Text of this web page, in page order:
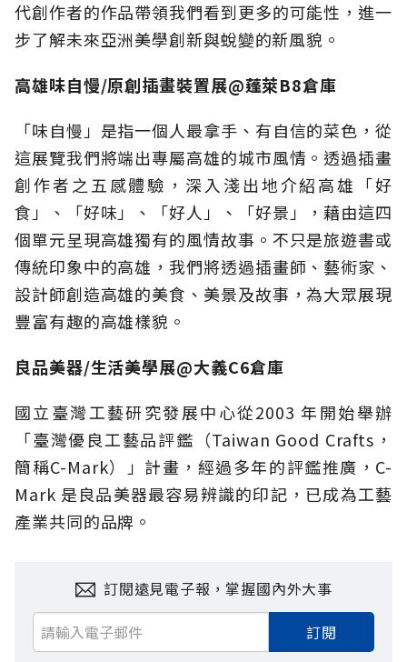
代創作者的作品帶領我們看到更多的可能性，進一
步了解未來亞洲美學創新與蛻變的新風貌。
高雄味自慢/原創插畫裝置展@蓬萊B8倉庫
「味自慢」是指一個人最拿手、有自信的菜色，從
這展覽我們將端出專屬高雄的城市風情。透過插畫
創作者之五感體驗，深入淺出地介紹高雄「好
食」、「好味」、「好人」、「好景」，藉由這四
個單元呈現高雄獨有的風情故事。不只是旅遊書或
傳統印象中的高雄，我們將透過插畫師、藝術家、
設計師創造高雄的美食、美景及故事，為大眾展現
豐富有趣的高雄樣貌。
良品美器/生活美學展@大義C6倉庫
國立臺灣工藝研究發展中心從2003 年開始舉辦
「臺灣優良工藝品評鑑（Taiwan Good Crafts，
簡稱C-Mark）」計畫，經過多年的評鑑推廣，C-
Mark 是良品美器最容易辨識的印記，已成為工藝
產業共同的品牌。
訂閱遠見電子報，掌握國內外大事
訂閱